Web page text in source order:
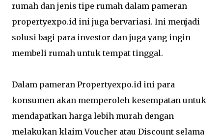
rumah dan jenis tipe rumah dalam pameran
propertyexpo.id ini juga bervariasi. Ini menjadi
solusi bagi para investor dan juga yang ingin
membeli rumah untuk tempat tinggal.
Dalam pameran Propertyexpo.id ini para
konsumen akan memperoleh kesempatan untuk
mendapatkan harga lebih murah dengan
melakukan klaim Voucher atau Discount selama